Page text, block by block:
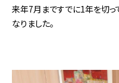
来年7月まですでに1年を切っ
なりました。